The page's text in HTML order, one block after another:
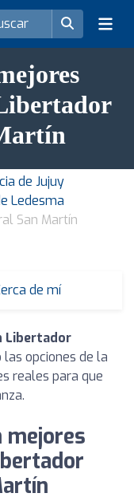
de Jujuy
Ledesma
San Martín
de mí
Libertador
las opciones de la
reales para que
mejores